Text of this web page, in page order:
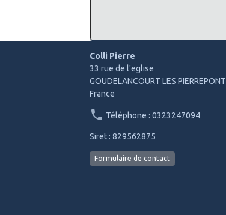
Colli Pierre
33 rue de l'eglise
GOUDELANCOURT LES PIERREPONT
France
Téléphone : 0323247094
Siret : 829562875
Formulaire de contact